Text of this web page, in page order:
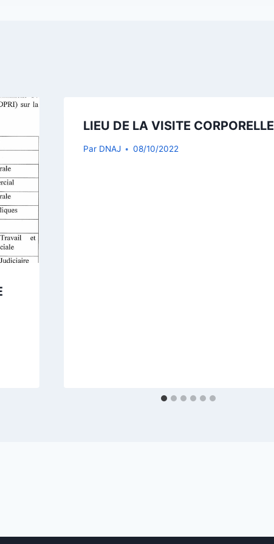
LIEU DE LA VISITE CORPORELLE
Par DNAJ 08/10/2022